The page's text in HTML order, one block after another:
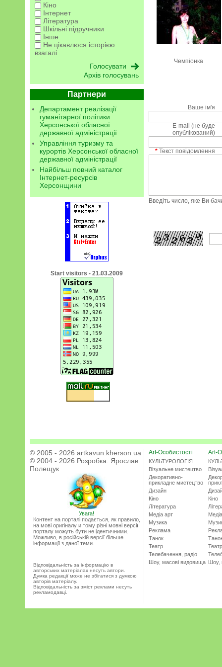
Кіно
Інтернет
Література
Шкільні підручники
Інше
Не цікавлюся історією
взагалі
Архів голосувань
Партнери
Департамент реалізації
гуманітарної політики
Херсонської обласної
державної адміністрації
Управління туризму та
курортів Херсонської обласної
державної адміністрації
Найбільш повний каталог
Інтернет-ресурсів
Херсонщини
Start visitors - 21.03.2009
Чемпіонка
Ваше ім'я
E-mail (не буде
опублікований)
* Текст повідомлення
Введіть число, яке Ви
© 2005 - 2026 artkavun.kherson.ua
© 2004 - 2026 Розробка: Ярослав
Полещук
Увага!
Контент на порталі подається, як правило,
на мові оригіналу и тому різні мовні версії
порталу можуть бути не ідентичними.
Можливо, в російській версії більше
інформації з даної теми.
Відповідальність за інформацію в
авторських матеріалах несуть автори.
Думка редакції може не збігатися з думкою
авторів матеріалу.
Відповідальність за зміст реклами несуть
рекламодавці.
Art-Особистості
КУЛЬТУРОЛОГІЯ
Візуальне мистецтво
Декоративно-
прикладне мистецтво
Дизайн
Кіно
Література
Медіа арт
Музика
Реклама
Танок
Театр
Телебачення, радіо
Шоу, масові видовища
Art-
Кіно
Театр
Шоу,